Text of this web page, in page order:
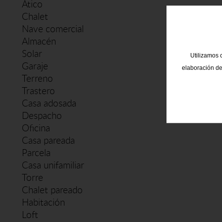
Ático
Chalet
Nave comercial
Almacén
Solar
Garaje
Terreno
Trastero
Casa adosada
Despacho
Oficina
Casa pareada
Parcela
Casa unifamiliar
Torre
Chalet pareado
Habitación
Loft
Utilizamos
elaboración